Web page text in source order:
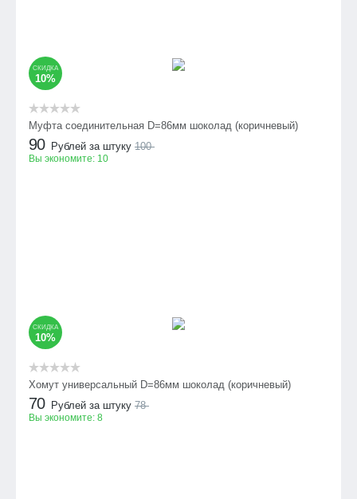
СКИДКА
10%
Муфта соединительная D=86мм шоколад (коричневый)
90 Рублей за штуку 100
Вы экономите: 10
СКИДКА
10%
Хомут универсальный D=86мм шоколад (коричневый)
70 Рублей за штуку 78
Вы экономите: 8